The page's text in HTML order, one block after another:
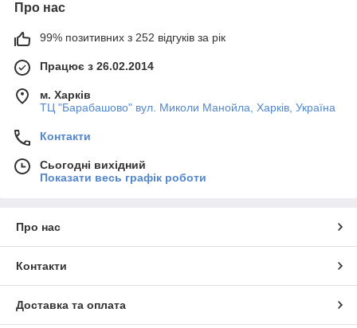
Про нас
99% позитивних з 252 відгуків за рік
Працює з 26.02.2014
м. Харків
ТЦ "Барабашово" вул. Миколи Манойла, Харків, Україна
Контакти
Сьогодні вихідний
Показати весь графік роботи
Про нас
Контакти
Доставка та оплата